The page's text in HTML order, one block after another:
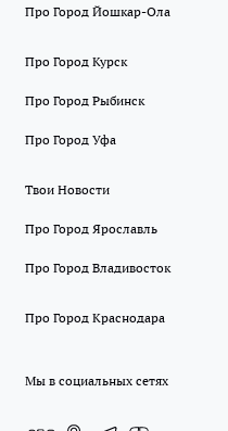
Про Город Йошкар-Ола
Про Город Курск
Про Город Рыбинск
Про Город Уфа
Твои Новости
Про Город Ярославль
Про Город Владивосток
Про Город Краснодара
Мы в социальных сетях